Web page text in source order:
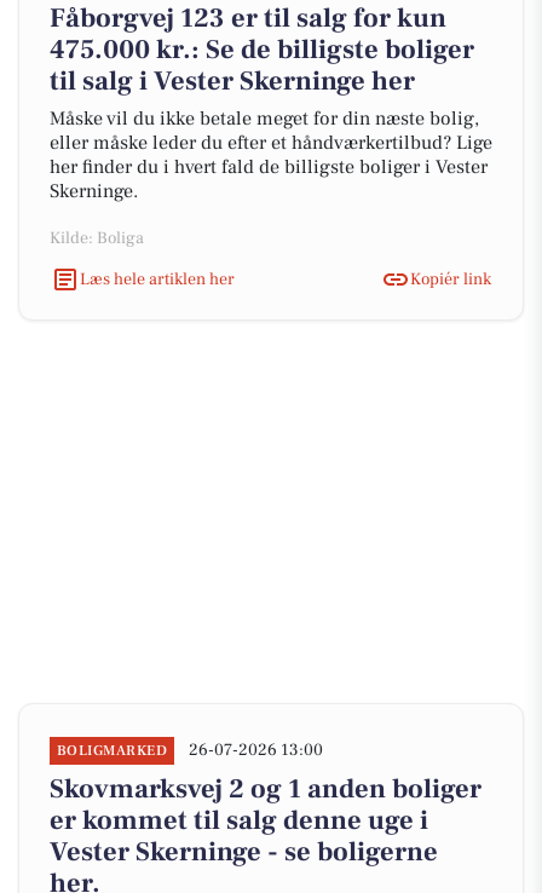
Fåborgvej 123 er til salg for kun
475.000 kr.: Se de billigste boliger
til salg i Vester Skerninge her
Måske vil du ikke betale meget for din næste bolig,
eller måske leder du efter et håndværkertilbud? Lige
her finder du i hvert fald de billigste boliger i Vester
Skerninge.
Kilde: Boliga
Læs hele artiklen her
Kopiér link
BOLIGMARKED 26-07-2026 13:00
Skovmarksvej 2 og 1 anden boliger
er kommet til salg denne uge i
Vester Skerninge - se boligerne
her.